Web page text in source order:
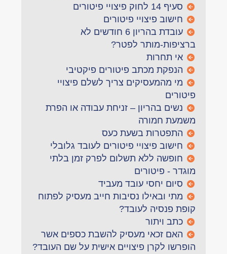
סעיף 14 לחוק פיצויי פיטורים
חישוב פיצויי פיטורים
עובדת בהריון 6 חודשים לא
ברציפות-מותר לפטר?
אי תחרות
הנפקת מכתב פיטורים פיקטיבי
מי מהמעסיקים צריך לשלם פיצויי
פיטורים
נשים בהריון – זניחת עבודה או הפרת
משמעת חמורה
התפטרות בשעת כעס
חישוב פיצויי פיטורים לעובד גלובלי
חופשה ללא תשלום לפרק זמן בלתי
מוגדר - פיטורים
סיום יחסי עובד מעביד
מתי ובאילו נסיבות חייב מעסיק לפתוח
קופת פנסיה לעובד?
כתב ויתור
האם זכאי מעסיק להשבת כספים אשר
הופרשו לקרן פיצויים אישית על שם העובד?